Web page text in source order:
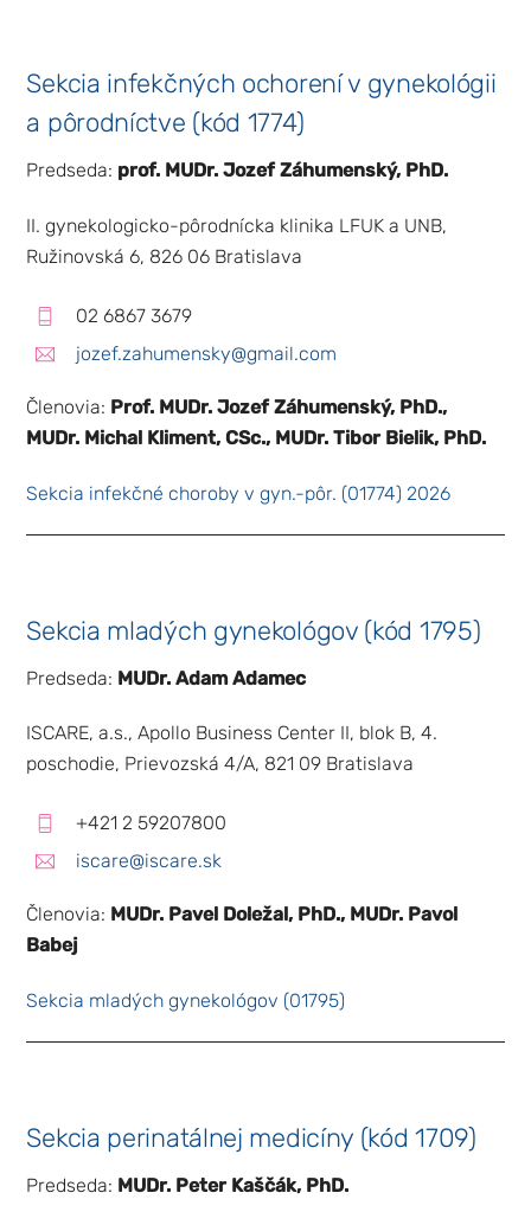
Sekcia infekčných ochorení v gynekológii
a pôrodníctve (kód 1774)
Predseda: prof. MUDr. Jozef Záhumenský, PhD.
II. gynekologicko-pôrodnícka klinika LFUK a UNB,
Ružinovská 6, 826 06 Bratislava
02 6867 3679
jozef.zahumensky@gmail.com
Členovia: Prof. MUDr. Jozef Záhumenský, PhD.,
MUDr. Michal Kliment, CSc., MUDr. Tibor Bielik, PhD.
Sekcia infekčné choroby v gyn.-pôr. (01774) 2026
Sekcia mladých gynekológov (kód 1795)
Predseda: MUDr. Adam Adamec
ISCARE, a.s., Apollo Business Center II, blok B, 4.
poschodie, Prievozská 4/A, 821 09 Bratislava
+421 2 59207800
iscare@iscare.sk
Členovia: MUDr. Pavel Doležal, PhD., MUDr. Pavol
Babej
Sekcia mladých gynekológov (01795)
Sekcia perinatálnej medicíny (kód 1709)
Predseda: MUDr. Peter Kaščák, PhD.